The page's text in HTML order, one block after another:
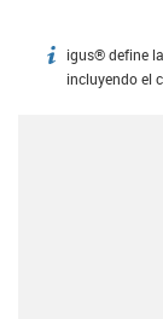
igus-icon-info
igus® define
incluyendo el